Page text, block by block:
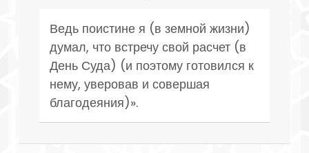
Ведь поистине я (в земной жизни)
думал, что встречу свой расчет (в
День Суда) (и поэтому готовился к
нему, уверовав и совершая
благодеяния)».